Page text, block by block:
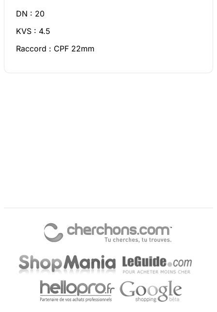
DN : 20
KVS : 4.5
Raccord : CPF 22mm